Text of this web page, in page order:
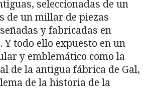
seleccionadas de un
de un millar de piezas
y fabricadas en
Y todo ello expuesto en un
y emblemático como la
de la antigua fábrica de Gal,
de la historia de la